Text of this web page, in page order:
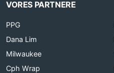
VORES PARTNERE
PPG
Dana Lim
Milwaukee
Cph Wrap